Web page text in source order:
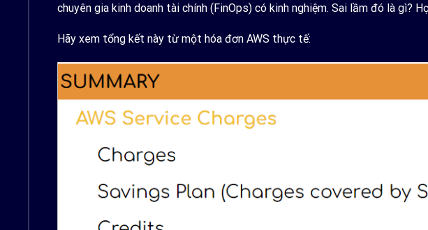
chuyên gia kinh doanh tài chính (FinOps) có kinh nghiệm. Sai lầm đó là
Hãy xem tổng kết này từ một hóa đơn AWS thực tế: